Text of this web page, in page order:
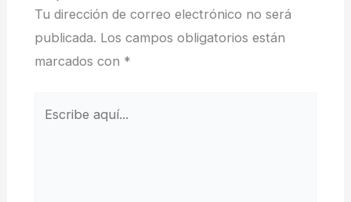
Tu dirección de correo electrónico no será
publicada. Los campos obligatorios están
marcados con *